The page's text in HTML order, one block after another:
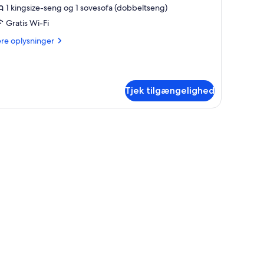
1 kingsize-seng og 1 sovesofa (dobbeltseng)
Gratis Wi-Fi
oplysninger
Tjek tilgængelighed
stole, et glasbord og et farverigt tæppe.